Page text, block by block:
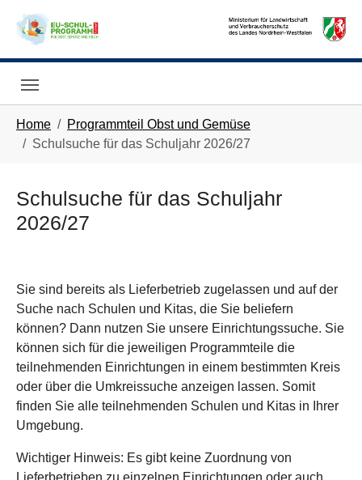
Home
Programmteil Obst und Gemüse
Schulsuche für das Schuljahr 2026/27
Schulsuche für das Schuljahr
2026/27
Sie sind bereits als Lieferbetrieb zugelassen und auf der
Suche nach Schulen und Kitas, die Sie beliefern
können? Dann nutzen Sie unsere Einrichtungssuche. Sie
können sich für die jeweiligen Programmteile die
teilnehmenden Einrichtungen in einem bestimmten Kreis
oder über die Umkreissuche anzeigen lassen. Somit
finden Sie alle teilnehmenden Schulen und Kitas in Ihrer
Umgebung.
Wichtiger Hinweis: Es gibt keine Zuordnung von
Lieferbetrieben zu einzelnen Einrichtungen oder auch